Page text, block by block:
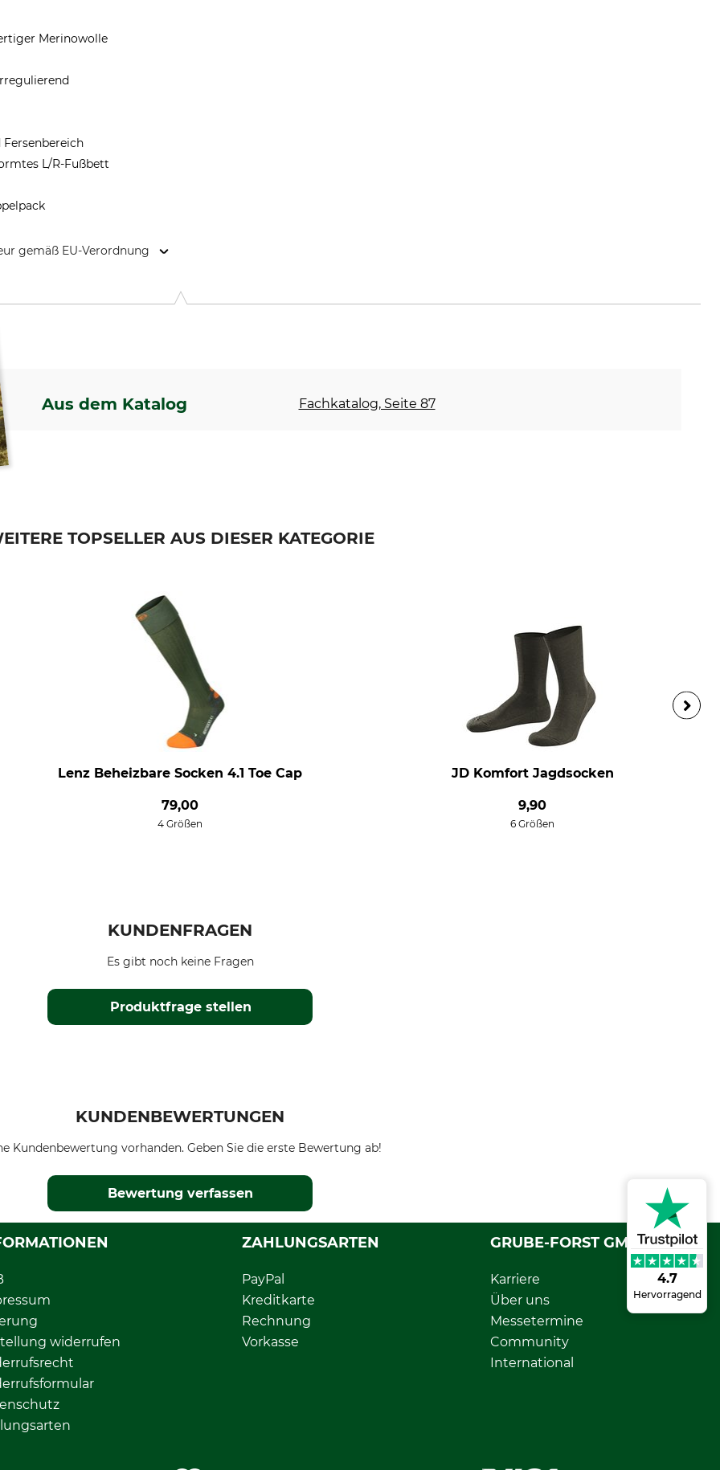
4.7
Hervorragend
Merinowolle
L/R-Fußbett
gemäß EU-Verordnung
Aus dem Katalog Fachkatalog, Seite 87
TOPSELLER AUS DIESER KATEGORIE
Lenz Beheizbare Socken 4.1 Toe Cap
79,00
4 Größen
JD Komfort Jagdsocken
9,90
6 Größen
KUNDENFRAGEN
Produktfrage stellen
Es gibt noch keine Fragen
KUNDENBEWERTUNGEN
Kundenbewertung vorhanden. Geben Sie die erste Bewertung ab!
Bewertung verfassen
widerrufen
ZAHLUNGSARTEN
PayPal
Kreditkarte
Rechnung
Vorkasse
GRUBE-FORST GMBH
Karriere
Über uns
Messetermine
Community
International